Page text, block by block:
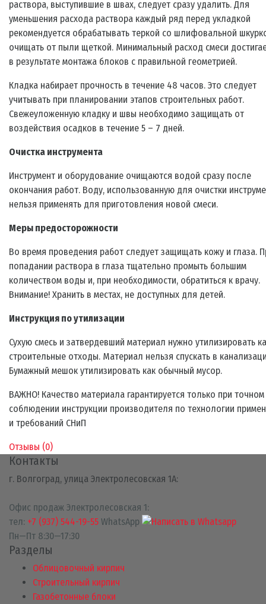
раствора, выступившие в швах, следует сразу удалить. Для
уменьшения расхода раствора каждый ряд перед укладкой
рекомендуется обрабатывать теркой со шлифовальной
очищать от пыли щеткой. Минимальный расход смеси
в результате монтажа блоков с правильной геометрией.
Кладка набирает прочность в течение 48 часов. Это следует
учитывать при планировании этапов строительных работ.
Свежеуложенную кладку и швы необходимо защищать от
воздействия осадков в течение 5 – 7 дней.
Очистка инструмента
Инструмент и оборудование очищаются водой сразу после
окончания работ. Воду, использованную для очистки
нельзя применять для приготовления новой смеси.
Меры предосторожности
Во время проведения работ следует защищать кожу и глаза.
попадании раствора в глаза тщательно промыть большим
количеством воды и, при необходимости, обратиться к врачу.
Внимание! Хранить в местах, не доступных для детей.
Инструкция по утилизации
Сухую смесь и затвердевший материал нужно утилизировать
строительные отходы. Материал нельзя спускать в
Бумажный мешок утилизировать как обычный мусор.
ВАЖНО! Качество материала гарантируется только при точном
соблюдении инструкции производителя по технологии
и требований СНиП
Отзывы (0)
Контакты
г. Волгоград, улица Электролесовская 1А:
Офис продаж Электролесовская 1:
тел: +7 (937) 544-19-55 WhatsApp
Пн—Пт 8:30—17:30
Разделы
Облицовочный кирпич
Строительный кирпич
Газобетонные блоки